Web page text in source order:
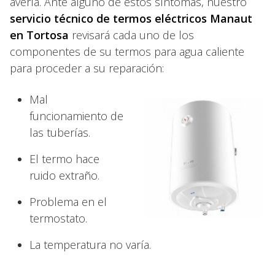
servicio técnico de termos eléctricos Manaut
en Tortosa revisará cada uno de los
componentes de su termos para agua caliente
para proceder a su reparación:
Mal
funcionamiento de
las tuberías.
El termo hace
ruido extraño.
Problema en el
termostato.
La temperatura no varía.